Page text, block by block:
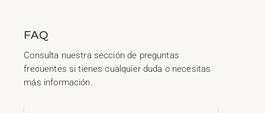
FAQ
Consulta nuestra sección de preguntas
frecuentes si tienes cualquier duda o necesitas
más información.